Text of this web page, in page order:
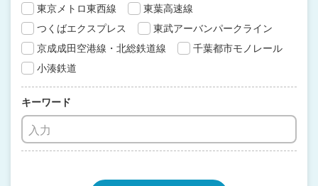
東京メトロ東西線
東葉高速線
つくばエクスプレス
東武アーバンパークライン
京成成田空港線・北総鉄道線
千葉都市モノレール
小湊鉄道
キーワード